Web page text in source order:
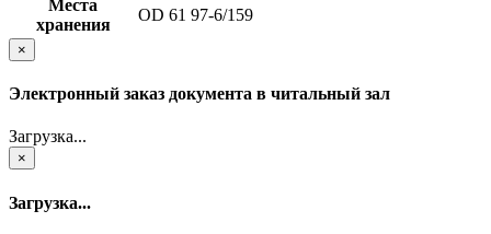
Места
хранения
OD 61 97-6/159
×
Электронный заказ документа в читальный зал
Загрузка...
×
Загрузка...